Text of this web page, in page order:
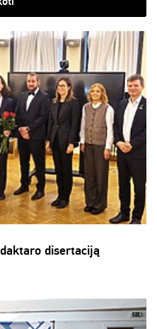
disertaciją